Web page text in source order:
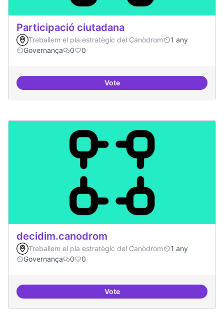
Participació ciutadana
Treballem el pla estratègic del Canòdrom
1 any
Governança
0 0
VoteParticipació ciutadana
decidim.canodrom
Treballem el pla estratègic del Canòdrom
1 any
Governança
0 0
Votedecidim.canodrom